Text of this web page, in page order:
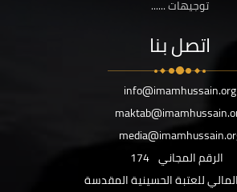
توجيهات ......
اتصل بنا
info@imamhussain.org
الرقم المجاني 174
للعتبة الحسينية المقدسة